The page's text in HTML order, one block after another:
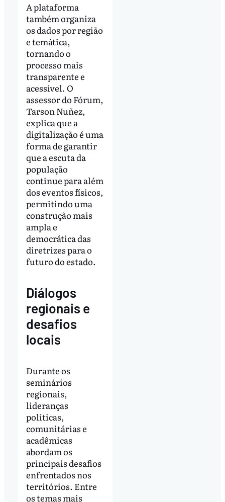
A plataforma
também organiza
os dados por região
e temática,
tornando o
processo mais
transparente e
acessível. O
assessor do Fórum,
Tarson Nuñez,
explica que a
digitalização é uma
forma de garantir
que a escuta da
população
continue para além
dos eventos físicos,
permitindo uma
construção mais
ampla e
democrática das
diretrizes para o
futuro do estado.
Diálogos
regionais e
desafios
locais
Durante os
seminários
regionais,
lideranças
políticas,
comunitárias e
acadêmicas
abordam os
principais desafios
enfrentados nos
territórios. Entre
os temas mais